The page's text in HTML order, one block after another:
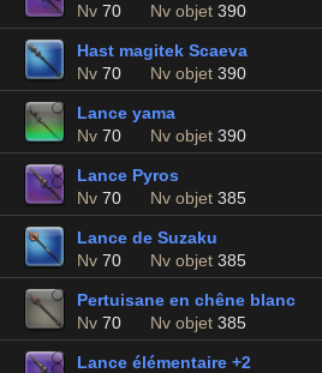
Nv 70 Nv objet 390
Hast magitek Scaeva
Nv 70 Nv objet 390
Lance yama
Nv 70 Nv objet 390
Lance Pyros
Nv 70 Nv objet 385
Lance de Suzaku
Nv 70 Nv objet 385
Pertuisane en chêne blanc
Nv 70 Nv objet 385
Lance élémentaire +2